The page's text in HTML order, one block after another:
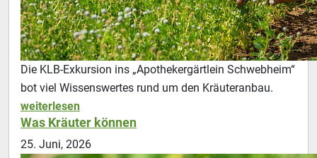
Die KLB-Exkursion ins „Apothekergärtlein Schwebheim“
bot viel Wissenswertes rund um den Kräuteranbau.
weiterlesen
Was Kräuter können
25. Juni, 2026